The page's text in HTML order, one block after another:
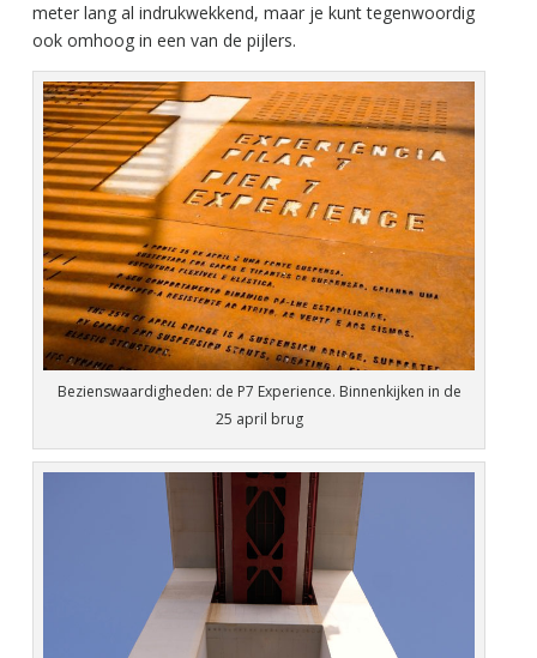
meter lang al indrukwekkend, maar je kunt tegenwoordig
ook omhoog in een van de pijlers.
Bezienswaardigheden: de P7 Experience. Binnenkijken in de
25 april brug